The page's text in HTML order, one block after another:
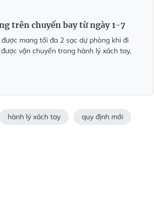
trên chuyến bay từ ngày 1-7
mang tối đa 2 sạc dự phòng khi đi
vận chuyển trong hành lý xách tay,
hành lý xách tay quy định mới